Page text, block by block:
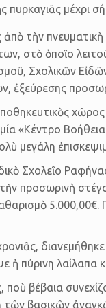
πυρκαγιᾶς μέχρι
τὴν
στὸ ὁποῖο
Σχολικῶν
ἐξεύρεσης
«Κέντρο
μεγάλη
Σχολεῖο
προσωρινὴ
5.000,00€.
πύρινη λαίλαπα
ποὺ βέβαια
τῶν βασικῶν